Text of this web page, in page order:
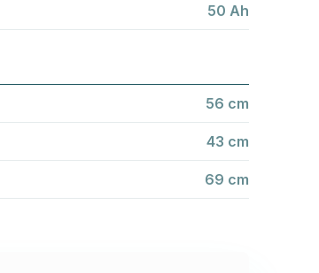
50 Ah
56 cm
43 cm
69 cm